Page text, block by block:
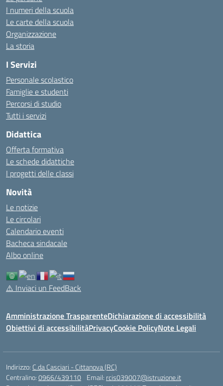
I numeri della scuola
Le carte della scuola
Organizzazione
La storia
I Servizi
Personale scolastico
Famiglie e studenti
Percorsi di studio
Tutti i servizi
Didattica
Offerta formativa
Le schede didattiche
I progetti delle classi
Novità
Le notizie
Le circolari
Calendario eventi
Bacheca sindacale
Albo online
⚠️ Inviaci un FeedBack
Amministrazione TrasparenteDichiarazione di accessibilità
Obiettivi di accessibilitàPrivacyCookie PolicyNote Legali
Indirizzo: C.da Casciari - Cittanova (RC)
Centralino:0966/439110 Email: rcis039007@istruzione.it